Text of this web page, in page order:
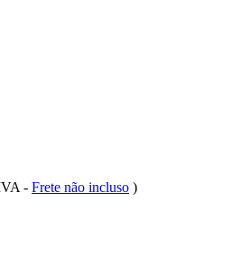
- Frete não incluso )